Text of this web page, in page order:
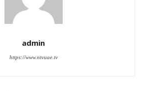
admin
https://www.ntvuae.tv